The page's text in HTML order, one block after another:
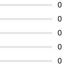
0
0
0
0
0